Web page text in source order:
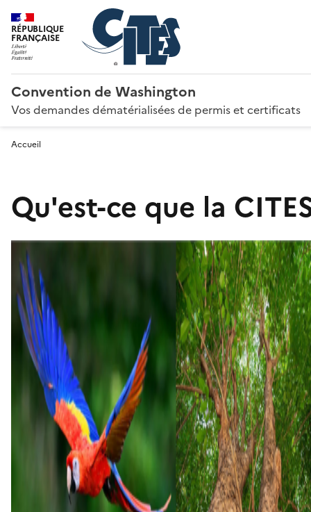
RÉPUBLIQUE
FRANÇAISE
Convention de Washington
Vos demandes dématérialisées de permis et certificats
Accueil
Qu'est-ce que la